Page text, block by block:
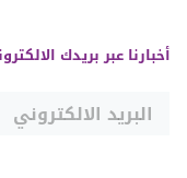
أخبارنا عبر بريدك